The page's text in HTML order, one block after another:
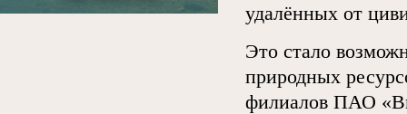
удалённых от
Это стало
природных
филиалов ПАО